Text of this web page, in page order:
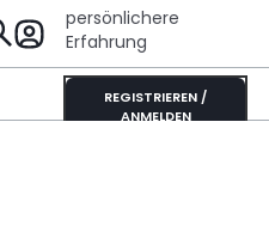
persönlichere
Erfahrung
REGISTRIEREN /
ANMELDEN